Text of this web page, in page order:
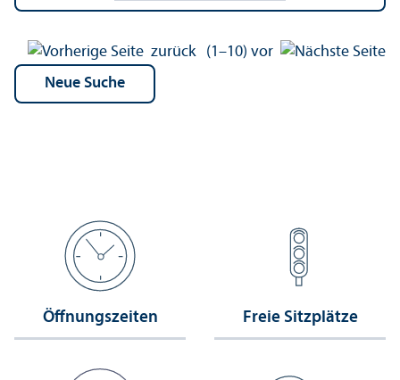
zurück (1–10) vor
Öffnungs­zeiten Freie Sitzplätze